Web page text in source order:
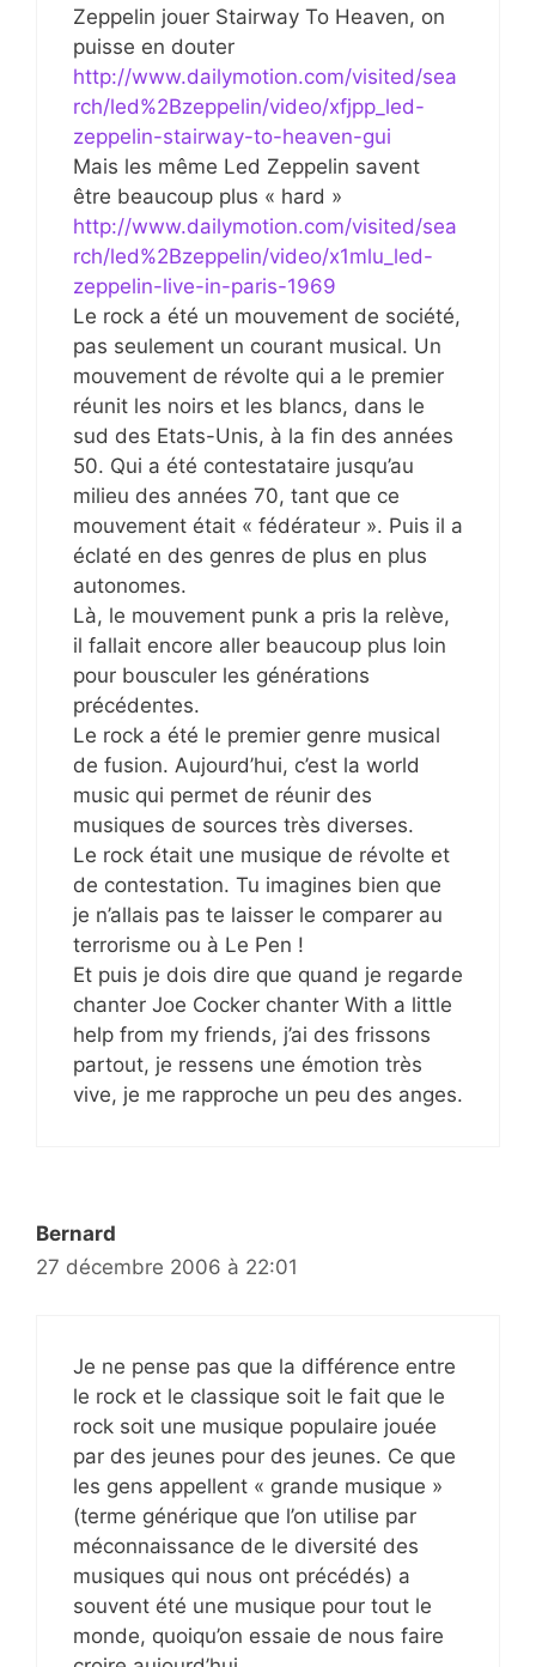
Zeppelin jouer Stairway To Heaven, on
puisse en douter
http://www.dailymotion.com/visited/sea
rch/led%2Bzeppelin/video/xfjpp_led-
zeppelin-stairway-to-heaven-gui
Mais les même Led Zeppelin savent
être beaucoup plus « hard »
http://www.dailymotion.com/visited/sea
rch/led%2Bzeppelin/video/x1mlu_led-
zeppelin-live-in-paris-1969
Le rock a été un mouvement de société,
pas seulement un courant musical. Un
mouvement de révolte qui a le premier
réunit les noirs et les blancs, dans le
sud des Etats-Unis, à la fin des années
50. Qui a été contestataire jusqu’au
milieu des années 70, tant que ce
mouvement était « fédérateur ». Puis il a
éclaté en des genres de plus en plus
autonomes.
Là, le mouvement punk a pris la relève,
il fallait encore aller beaucoup plus loin
pour bousculer les générations
précédentes.
Le rock a été le premier genre musical
de fusion. Aujourd’hui, c’est la world
music qui permet de réunir des
musiques de sources très diverses.
Le rock était une musique de révolte et
de contestation. Tu imagines bien que
je n’allais pas te laisser le comparer au
terrorisme ou à Le Pen !
Et puis je dois dire que quand je regarde
chanter Joe Cocker chanter With a little
help from my friends, j’ai des frissons
partout, je ressens une émotion très
vive, je me rapproche un peu des anges.
Bernard
27 décembre 2006 à 22:01
Je ne pense pas que la différence entre
le rock et le classique soit le fait que le
rock soit une musique populaire jouée
par des jeunes pour des jeunes. Ce que
les gens appellent « grande musique »
(terme générique que l’on utilise par
méconnaissance de le diversité des
musiques qui nous ont précédés) a
souvent été une musique pour tout le
monde, quoiqu’on essaie de nous faire